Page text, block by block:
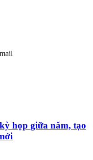
họp giữa năm, tạo